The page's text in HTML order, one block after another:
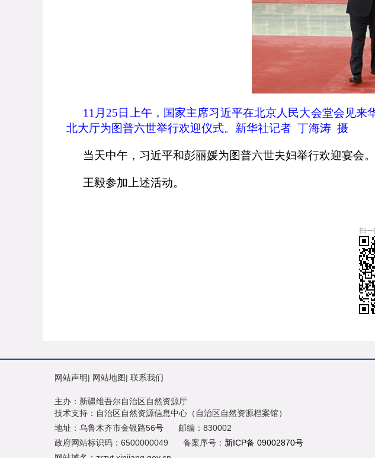
11 月 25 日上午，国家主席习近平在北京人民大会堂会见
北大厅为图普六世举行欢迎仪式。新华社记者 丁海涛 摄
当天中午，习近平和彭丽媛为图普六世夫妇举行欢迎宴会。
王毅参加上述活动。
扫一
网站声明| 网站地图| 联系我们
主办：新疆维吾尔自治区自然资源厅
技术支持：自治区自然资源信息中心（自治区自然资源档案馆）
地址：乌鲁木齐市金银路56号
邮编：830002
政府网站标识码：6500000049
备案序号： 新ICP备 09002870号